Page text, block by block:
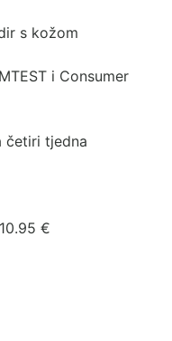
s kožom
i Consumer
četiri tjedna
10.95 €